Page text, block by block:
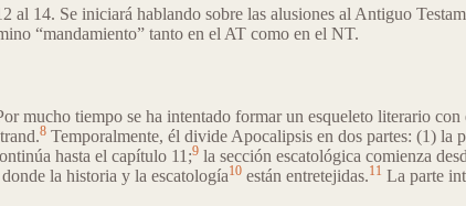
14. Se iniciará hablando sobre las alusiones al Antiguo
“mandamiento” tanto en el AT como en el NT.
mucho tiempo se ha intentado formar un esqueleto literario
8 Temporalmente, él divide Apocalipsis en dos partes: (1)
hasta el capítulo 11;9 la sección escatológica comienza
la historia y la escatología10 están entretejidas.11 La parte